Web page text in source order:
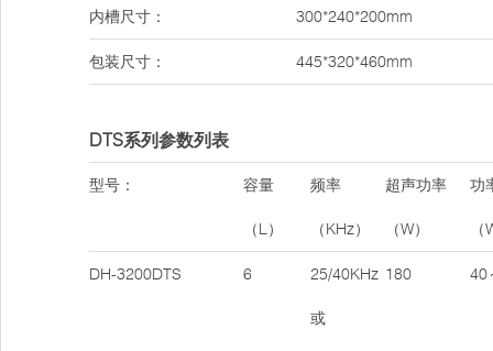
内槽尺寸： 300*240*200mm
包装尺寸： 445*320*460mm
DTS系列参数列表
型号： 容量
（L）
频率
（KHz）
超声功率
（W）
功
DH-3200DTS 6 25/40KHz
或
180 40